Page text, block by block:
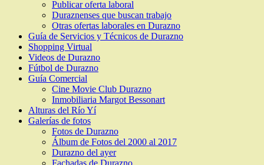
Publicar oferta laboral
Duraznenses que buscan trabajo
Otras ofertas laborales en Durazno
Guía de Servicios y Técnicos de Durazno
Shopping Virtual
Videos de Durazno
Fútbol de Durazno
Guía Comercial
Cine Movie Club Durazno
Inmobiliaria Margot Bessonart
Alturas del Río Yí
Galerías de fotos
Fotos de Durazno
Álbum de Fotos del 2000 al 2017
Durazno del ayer
Fachadas de Durazno